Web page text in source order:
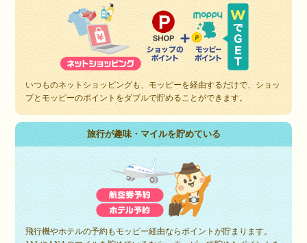
いつものネットショッピングも、モッピーを経由するだけで、ショッ
プとモッピーのポイントをダブルで貯めることができます。
旅行が趣味・マイルを貯めている
飛行機やホテルの予約もモッピー経由ならポイントが貯まります。